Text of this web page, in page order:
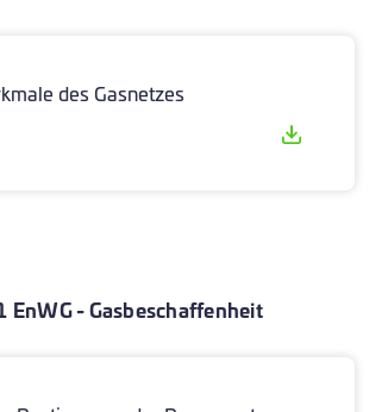
des Gasnetzes
EnWG - Gasbeschaffenheit